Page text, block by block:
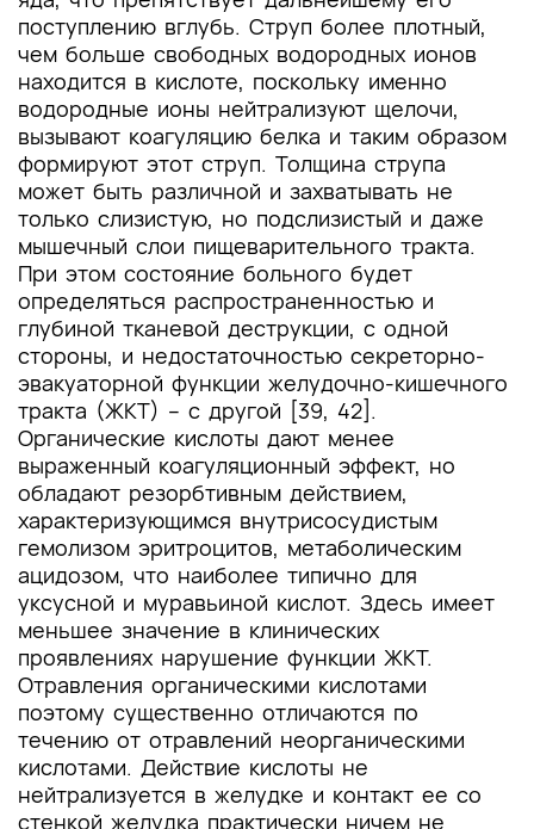
поступлению вглубь. Струп более плотный,
чем больше свободных водородных ионов
находится в кислоте, поскольку именно
водородные ионы нейтрализуют щелочи,
вызывают коагуляцию белка и таким образом
формируют этот струп. Толщина струпа
может быть различной и захватывать не
только слизистую, но подслизистый и даже
мышечный слои пищеварительного тракта.
При этом состояние больного будет
определяться распространенностью и
глубиной тканевой деструкции, с одной
стороны, и недостаточностью секреторно-
эвакуаторной функции желудочно-кишечного
тракта (ЖКТ) – с другой [39, 42].
Органические кислоты дают менее
выраженный коагуляционный эффект, но
обладают резорбтивным действием,
характеризующимся внутрисосудистым
гемолизом эритроцитов, метаболическим
ацидозом, что наиболее типично для
уксусной и муравьиной кислот. Здесь имеет
меньшее значение в клинических
проявлениях нарушение функции ЖКТ.
Отравления органическими кислотами
поэтому существенно отличаются по
течению от отравлений неорганическими
кислотами. Действие кислоты не
нейтрализуется в желудке и контакт ее со
стенкой желудка практически ничем не